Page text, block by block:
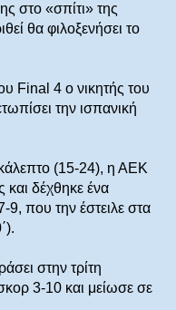
στο «σπίτι» της
θα φιλοξενήσει το
Final 4 ο νικητής του
την ισπανική
(15-24), η ΑΕΚ
και δέχθηκε ένα
9, που την έστειλε στα
στην τρίτη
3-10 και μείωσε σε